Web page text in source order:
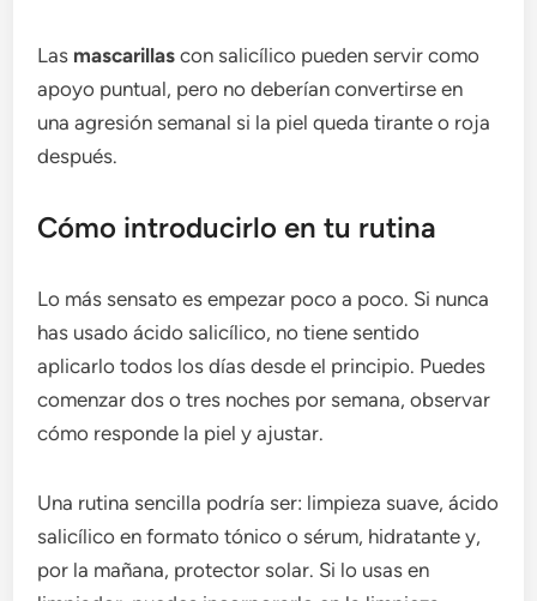
Las mascarillas con salicílico pueden servir como
apoyo puntual, pero no deberían convertirse en
una agresión semanal si la piel queda tirante o roja
después.
Cómo introducirlo en tu rutina
Lo más sensato es empezar poco a poco. Si nunca
has usado ácido salicílico, no tiene sentido
aplicarlo todos los días desde el principio. Puedes
comenzar dos o tres noches por semana, observar
cómo responde la piel y ajustar.
Una rutina sencilla podría ser: limpieza suave, ácido
salicílico en formato tónico o sérum, hidratante y,
por la mañana, protector solar. Si lo usas en